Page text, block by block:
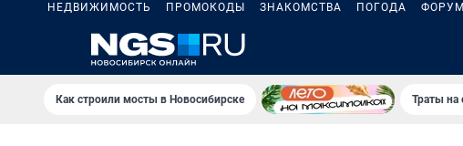
НЕДВИЖИМОСТЬ ПРОМОКОДЫ ЗНАКОМСТВА ПОГОДА
Как строили мосты в Новосибирске Траты на